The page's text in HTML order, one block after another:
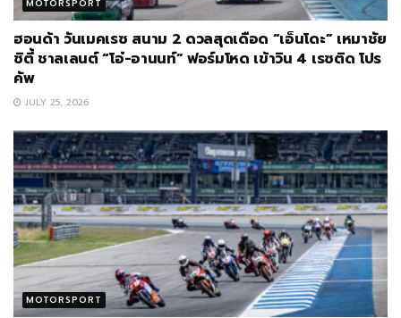
MOTORSPORT
ฮอนด้า วันเมคเรซ สนาม 2 ดวลสุดเดือด “เอ็นโดะ” เหมาชัย
ซิตี้ ชาลเลนต์ “โอ๋-อานนท์” ฟอร์มโหด เข้าวิน 4 เรซติด โปร
คัพ
JULY 25, 2026
MOTORSPORT